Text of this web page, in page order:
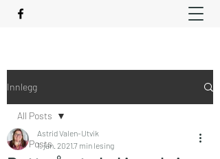
Innlegg
All Posts
All Posts
Astrid Valen-Utvik
1. jan. 20217 min lesing